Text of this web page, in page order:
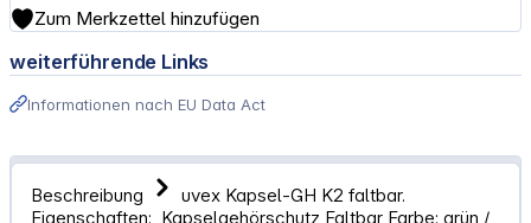
Zum Merkzettel hinzufügen
weiterführende Links
Informationen nach EU Data Act
Beschreibung
uvex Kapsel-GH K2 faltbar.
Eigenschaften: Kapselgehörschutz Faltbar Farbe: grün /